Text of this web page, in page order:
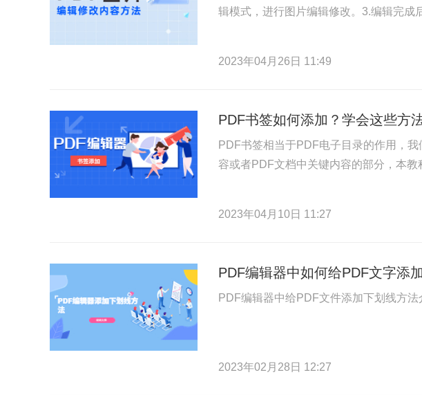
辑模式，进行图片编辑修改。3.编辑完成
2023年04月26日 11:49
PDF书签如何添加？学会这些方
PDF书签相当于PDF电子目录的作用，
容或者PDF文档中关键内容的部分，本教
2023年04月10日 11:27
PDF编辑器中如何给PDF文字添
PDF编辑器中给PDF文件添加下划线方
2023年02月28日 12:27